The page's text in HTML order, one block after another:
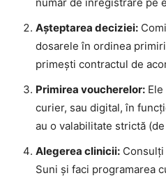
Așteptarea deciziei:
dosarele în ordinea
primești contractul de
Primirea voucherelor:
curier, sau digital, în
au o valabilitate strictă
Alegerea clinicii:
Suni și faci programarea